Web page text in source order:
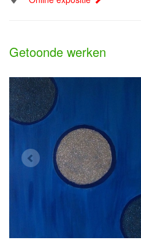
Getoonde werken